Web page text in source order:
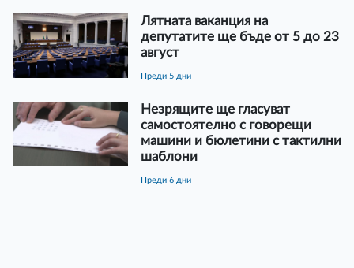
Лятната ваканция на
депутатите ще бъде от 5 до 23
август
преди 5 дни
Незрящите ще гласуват
самостоятелно с говорещи
машини и бюлетини с тактилни
шаблони
преди 6 дни